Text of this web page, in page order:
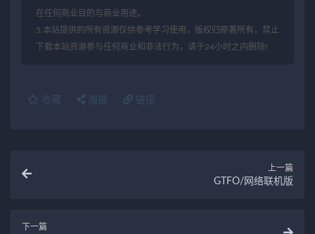
在任何商业目的与商业用途。
5.本站提供的所有资源仅供参考学习使用，版权归原著所有，禁止
下载本站资源参与任何商业和非法行为，请于24小时之内删除!
收藏 海报 链接
上一篇
GTFO/网络联机版
下一篇